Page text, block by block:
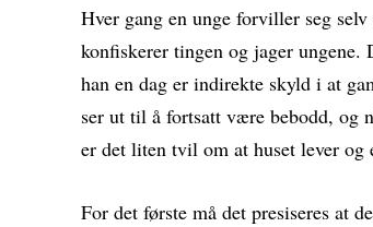
Hver gang en unge forviller seg
konfiskerer tingen og jager
han en dag er indirekte skyld i at
ser ut til å fortsatt være bebodd, og
er det liten tvil om at huset lever og
For det første må det presiseres at